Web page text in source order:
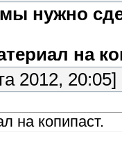
нужно
на
2012, 20:05]
на копипаст.